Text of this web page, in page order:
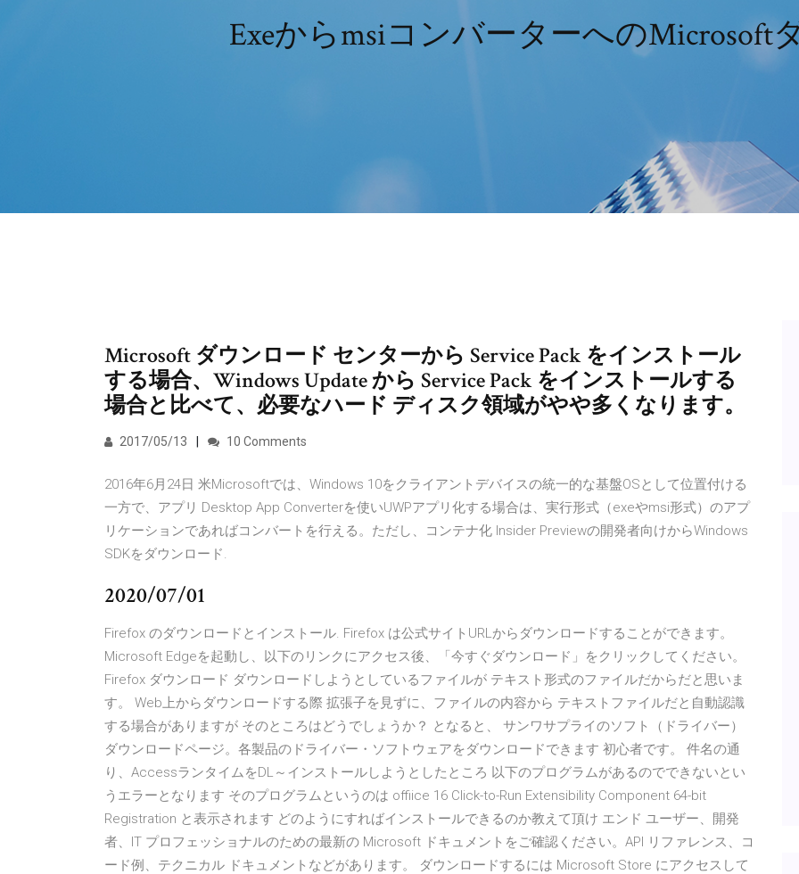
ExeからmsiコンバーターへのMicrosoft
Microsoft ダウンロード センターから Service Pack をインストール
する場合、Windows Update から Service Pack をインストールする
場合と比べて、必要なハード ディスク領域がやや多くなります。
2017/05/13 10 Comments
2016年6月24日 米Microsoftでは、Windows 10をクライアントデバイスの統一的な基盤OSとして位置付ける
一方で、アプリ Desktop App Converterを使いUWPアプリ化する場合は、実行形式（exeやmsi形式）のアプ
リケーションであればコンバートを行える。ただし、コンテナ化 Insider Previewの開発者向けからWindows
SDKをダウンロード.
2020/07/01
Firefox のダウンロードとインストール. Firefox は公式サイトURLからダウンロードすることができます。
Microsoft Edgeを起動し、以下のリンクにアクセス後、「今すぐダウンロード」をクリックしてください。
Firefox ダウンロード ダウンロードしようとしているファイルが テキスト形式のファイルだからだと思いま
す。 Web上からダウンロードする際 拡張子を見ずに、ファイルの内容から テキストファイルだと自動認識
する場合がありますが そのところはどうでしょうか？ となると、 サンワサプライのソフト（ドライバー）
ダウンロードページ。各製品のドライバー・ソフトウェアをダウンロードできます 初心者です。 件名の通
り、AccessランタイムをDL～インストールしようとしたところ 以下のプログラムがあるのでできないとい
うエラーとなります そのプログラムというのは offiice 16 Click-to-Run Extensibility Component 64-bit
Registration と表示されます どのようにすればインストールできるのか教えて頂け エンド ユーザー、開発
者、IT プロフェッショナルのための最新の Microsoft ドキュメントをご確認ください。API リファレンス、コ
ード例、テクニカル ドキュメントなどがあります。 ダウンロードするには Microsoft Store にアクセスして